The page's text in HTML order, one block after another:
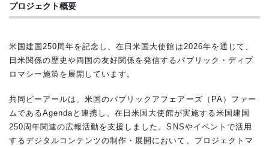
プロジェクト概要
米国建国250周年を記念し、在日米国大使館は2026年を通じて、
日米関係の歴史や両国の友好関係を発信するパブリック・ディプ
ロマシー施策を展開しています。
共同ピーアールは、米国のパブリックアフェアーズ（PA）ファー
ムであるAgendaと連携し、在日米国大使館が実施する米国建国
250周年関連の広報活動を支援しました。SNSやイベントで活用
するデジタルコンテンツの制作・展開において、プロジェクトマ